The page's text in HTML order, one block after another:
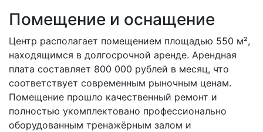
Помещение и оснащение
Центр располагает помещением площадью 550 м²,
находящимся в долгосрочной аренде. Арендная
плата составляет 800 000 рублей в месяц, что
соответствует современным рыночным ценам.
Помещение прошло качественный ремонт и
полностью укомплектовано профессионально
оборудованным тренажёрным залом и